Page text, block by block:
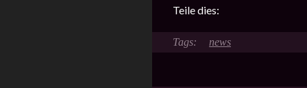
Teile dies:
news